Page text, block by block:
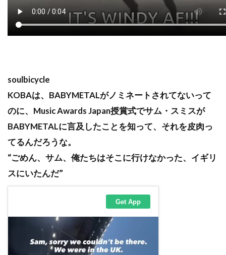
soulbicycle
KOBAは、BABYMETALがノミネートされてないって
のに、Music Awards Japan授賞式でサム・スミスが
BABYMETALに言及したことを知って、それを皮肉っ
てるんだろうな。
“ごめん、サム、俺たちはそこに行けなかった、イギリ
スにいたんだ”